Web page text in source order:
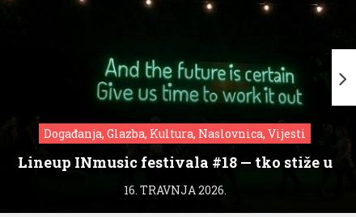
Događanja, Glazba, Kultura, Naslovnica, Vijesti
Lineup INmusic festivala #18 — tko stiže u
Zagreb?
16. TRAVNJA 2026.